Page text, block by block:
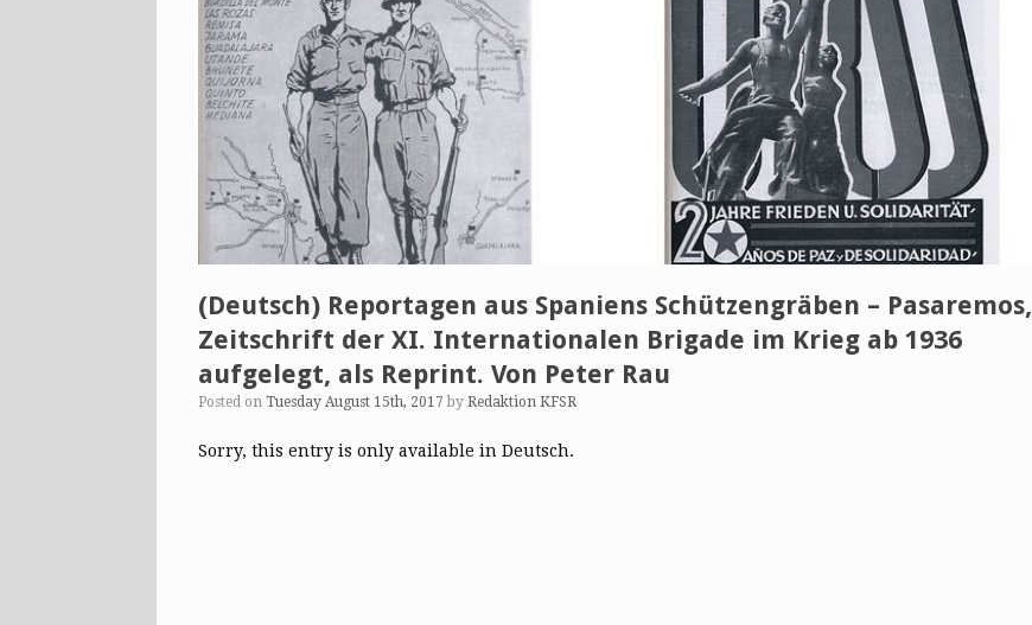
(Deutsch) Reportagen aus Spaniens Schützengräben – Pasaremos,
Zeitschrift der XI. Internationalen Brigade im Krieg ab 1936
aufgelegt, als Reprint. Von Peter Rau
Posted on Tuesday August 15th, 2017 by Redaktion KFSR
Sorry, this entry is only available in Deutsch.